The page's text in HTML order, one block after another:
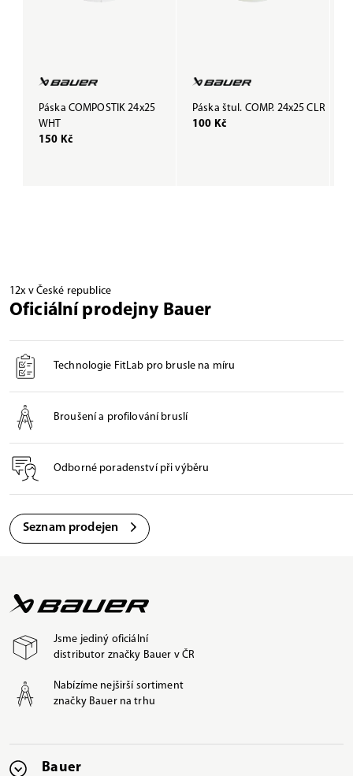
Páska COMPOSTIK 24x25
WHT
150 Kč
Páska štul. COMP. 24x25 CLR
100 Kč
12x v České republice
Oficiální prodejny Bauer
Technologie FitLab pro brusle na míru
Broušení a profilování bruslí
Odborné poradenství při výběru
Seznam prodejen
Jsme jediný oficiální
distributor značky Bauer v ČR
Nabízíme nejširší sortiment
značky Bauer na trhu
Bauer